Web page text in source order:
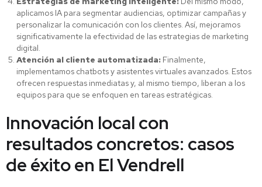
aplicamos IA para segmentar audiencias, optimizar campañas y
personalizar la comunicación con los clientes. Así, mejoramos
significativamente la efectividad de las estrategias de marketing
digital.
Atención al cliente automatizada: Finalmente,
implementamos chatbots y asistentes virtuales avanzados. Estos
ofrecen respuestas inmediatas y, al mismo tiempo, liberan a los
equipos para que se enfoquen en tareas estratégicas.
Innovación local con
resultados concretos: casos
de éxito en El Vendrell